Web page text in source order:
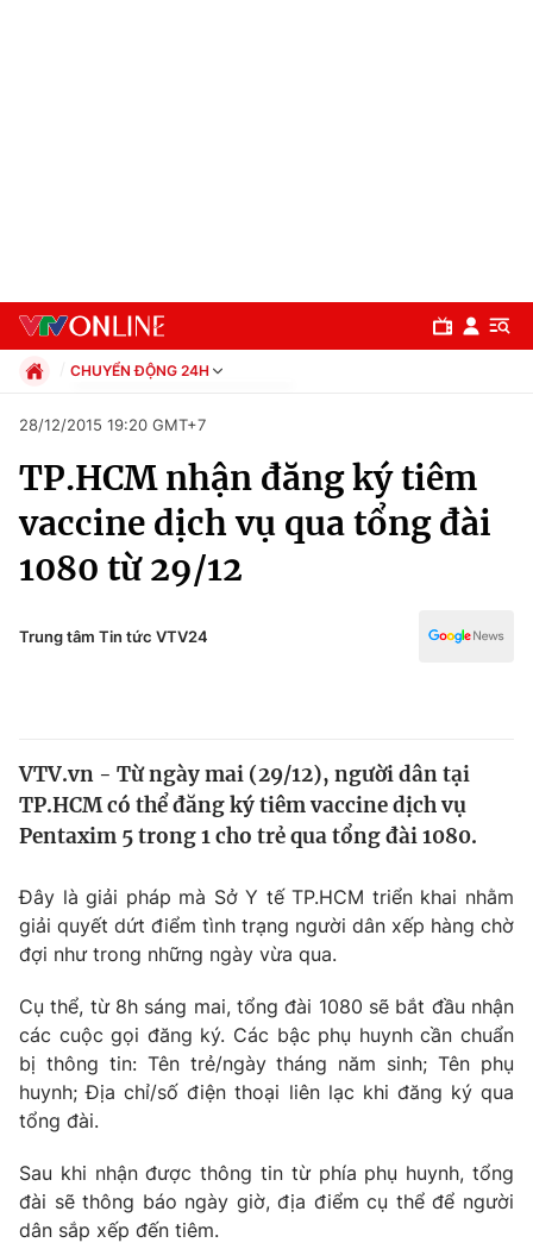
Chuyên mục
Chính trị
Thế giới
Thế giới đó đây
Câu chuyện quốc tế
Kinh tế
Tài chính
Góc doanh nghiệp
Dữ liệu và đời sống
Truyền hình
Phim VTV
Hậu trường
Nhân vật
Khán giả
Giải trí
Âm nhạc
Sao
Đời sống
Du lịch
Giáo dục
CHUYỂN ĐỘNG 24H
Xã hội
Pháp luật
Thể thao
Truyền hình
Văn hóa - Giải trí
28/12/2015 19:20 GMT+7
TP.HCM nhận đăng ký tiêm
vaccine dịch vụ qua tổng đài
1080 từ 29/12
Trung tâm Tin tức VTV24
VTV.vn - Từ ngày mai (29/12), người dân tại
TP.HCM có thể đăng ký tiêm vaccine dịch vụ
Pentaxim 5 trong 1 cho trẻ qua tổng đài 1080.
Đây là giải pháp mà Sở Y tế TP.HCM triển khai nhằm
giải quyết dứt điểm tình trạng người dân xếp hàng chờ
đợi như trong những ngày vừa qua.
Cụ thể, từ 8h sáng mai, tổng đài 1080 sẽ bắt đầu nhận
các cuộc gọi đăng ký. Các bậc phụ huynh cần chuẩn
bị thông tin: Tên trẻ/ngày tháng năm sinh; Tên phụ
huynh; Địa chỉ/số điện thoại liên lạc khi đăng ký qua
tổng đài.
Sau khi nhận được thông tin từ phía phụ huynh, tổng
đài sẽ thông báo ngày giờ, địa điểm cụ thể để người
dân sắp xếp đến tiêm.